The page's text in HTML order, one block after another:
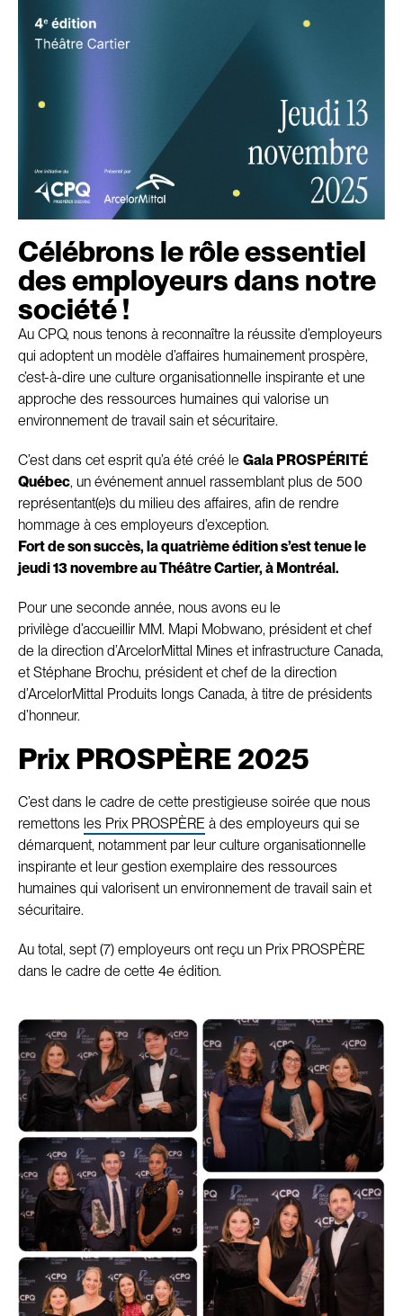
Célébrons le rôle essentiel
des employeurs dans notre
société !
Au CPQ, nous tenons à reconnaître la réussite d’employeurs
qui adoptent un modèle d’affaires humainement prospère,
c’est-à-dire une culture organisationnelle inspirante et une
approche des ressources humaines qui valorise un
environnement de travail sain et sécuritaire.
C’est dans cet esprit qu’a été créé le Gala PROSPÉRITÉ
Québec, un événement annuel rassemblant plus de 500
représentant(e)s du milieu des affaires, afin de rendre
hommage à ces employeurs d’exception.
Fort de son succès, la quatrième édition s’est tenue le
jeudi 13 novembre au Théâtre Cartier, à Montréal.
Pour une seconde année, nous avons eu le
privilège d’accueillir MM. Mapi Mobwano, président et chef
de la direction d’ArcelorMittal Mines et infrastructure Canada,
et Stéphane Brochu, président et chef de la direction
d’ArcelorMittal Produits longs Canada, à titre de présidents
d’honneur.
Prix PROSPÈRE 2025
C’est dans le cadre de cette prestigieuse soirée que nous
remettons les Prix PROSPÈRE à des employeurs qui se
démarquent, notamment par leur culture organisationnelle
inspirante et leur gestion exemplaire des ressources
humaines qui valorisent un environnement de travail sain et
sécuritaire.
Au total, sept (7) employeurs ont reçu un Prix PROSPÈRE
dans le cadre de cette 4e édition.